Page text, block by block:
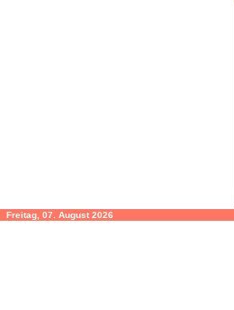
Freitag, 07. August 2026